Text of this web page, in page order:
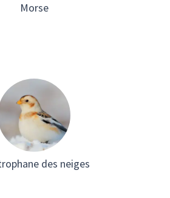
Morse
des neiges